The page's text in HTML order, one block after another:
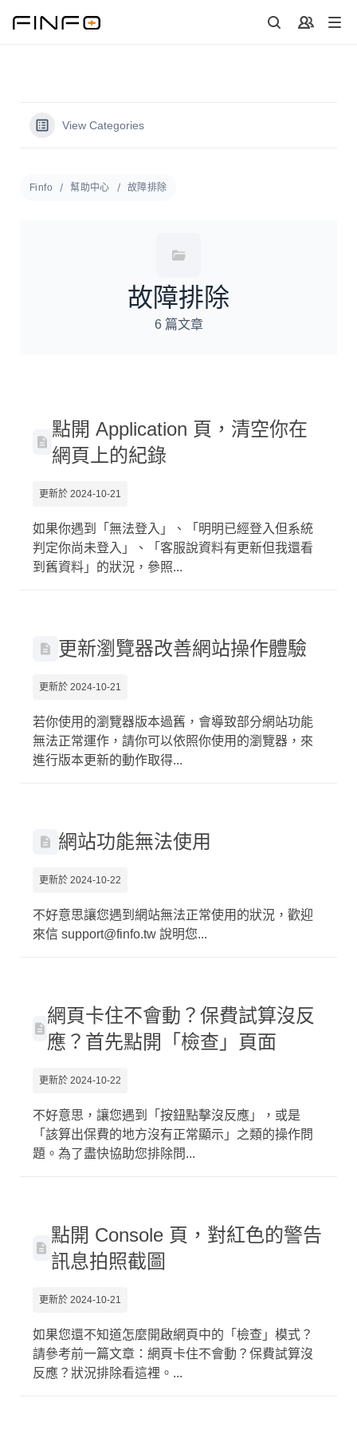
View Categories
Finfo 幫助中心 故障排除
故障排除
6 篇文章
點開 Application 頁，清空你在
網頁上的紀錄
更新於 2024-10-21
如果你遇到「無法登入」、「明明已經登入但系統
判定你尚未登入」、「客服說資料有更新但我還看
到舊資料」的狀況，參照...
更新瀏覽器改善網站操作體驗
更新於 2024-10-21
若你使用的瀏覽器版本過舊，會導致部分網站功能
無法正常運作，請你可以依照你使用的瀏覽器，來
進行版本更新的動作取得...
網站功能無法使用
更新於 2024-10-22
不好意思讓您遇到網站無法正常使用的狀況，歡迎
來信 support@finfo.tw 說明您...
網頁卡住不會動？保費試算沒反
應？首先點開「檢查」頁面
更新於 2024-10-22
不好意思，讓您遇到「按鈕點擊沒反應」，或是
「該算出保費的地方沒有正常顯示」之類的操作問
題。為了盡快協助您排除問...
點開 Console 頁，對紅色的警告
訊息拍照截圖
更新於 2024-10-21
如果您還不知道怎麼開啟網頁中的「檢查」模式？
請參考前一篇文章：網頁卡住不會動？保費試算沒
反應？狀況排除看這裡。...